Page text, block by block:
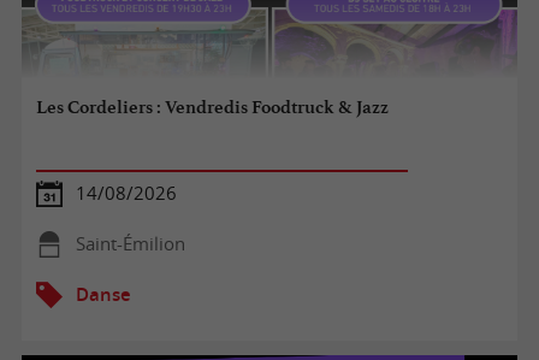
Les Cordeliers : Vendredis Foodtruck & Jazz
14/08/2026
Saint-Émilion
Danse